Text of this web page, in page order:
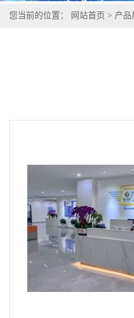
您当前的位置： 网站首页 > 产品